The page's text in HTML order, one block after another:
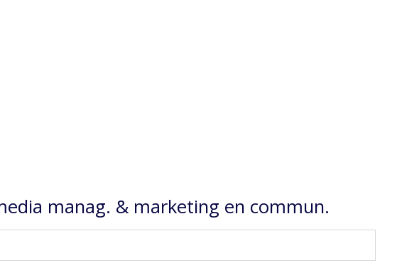
manag. & marketing en commun.